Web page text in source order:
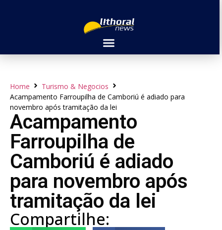
Home
Turismo & Negocios
Acampamento Farroupilha de Camboriú é adiado para
novembro após tramitação da lei
Acampamento
Farroupilha de
Camboriú é adiado
para novembro após
tramitação da lei
Compartilhe: